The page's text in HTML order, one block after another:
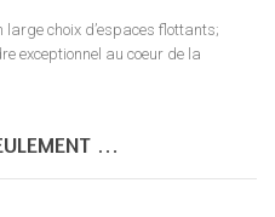
large choix d’espaces flottants;
exceptionnel au coeur de la
…